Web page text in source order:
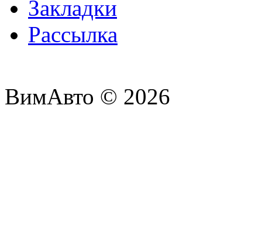
Закладки
Рассылка
ВимАвто © 2026